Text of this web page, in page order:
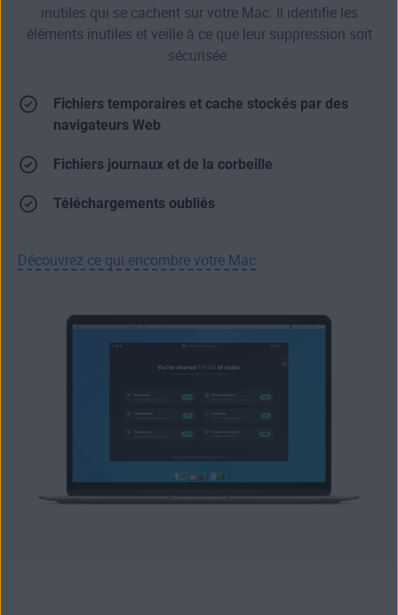
inutiles qui se cachent sur votre Mac. Il identifie les
éléments inutiles et veille à ce que leur suppression soit
sécurisée.
Fichiers temporaires et cache stockés par des
navigateurs Web
Fichiers journaux et de la corbeille
Téléchargements oubliés
Découvrez ce qui encombre votre Mac